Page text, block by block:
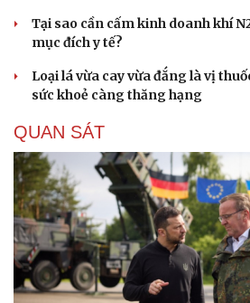
Tại sao cần cấm kinh doanh khí
mục đích y tế?
Loại lá vừa cay vừa đắng là vị
sức khoẻ càng thăng hạng
QUAN SÁT